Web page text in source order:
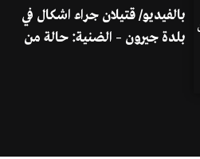
بالفيديو/ قتيلان جراء اشكال في
بلدة جيرون – الضنية: حالة من